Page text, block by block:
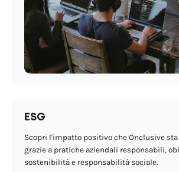
ESG
Scopri l'impatto positivo che Onclusive sta
grazie a pratiche aziendali responsabili,
sostenibilità e responsabilità sociale.